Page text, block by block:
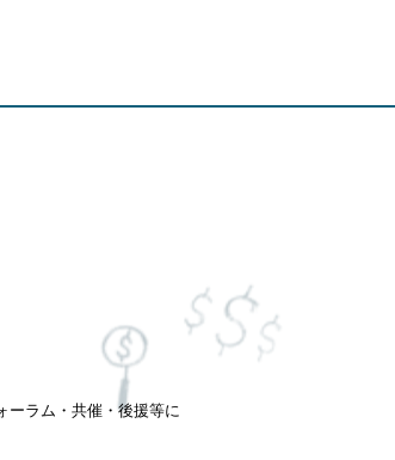
ーラム・共催・後援等に